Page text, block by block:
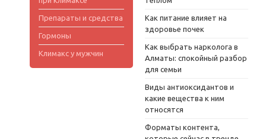
Препараты и средства
Гормоны
Климакс у мужчин
Как питание влияет на
здоровье почек
Как выбрать нарколога в
Алматы: спокойный разбор
для семьи
Виды антиоксидантов и
какие вещества к ним
относятся
Форматы контента,